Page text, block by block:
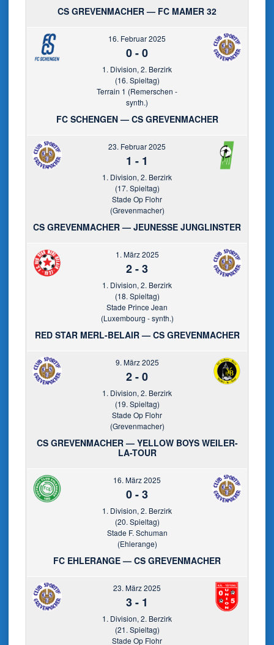
CS GREVENMACHER — FC MAMER 32
16. Februar 2025
0-0
1. Division, 2. Berzirk
(16. Spieltag)
Terrain 1 (Remerschen -
synth.)
FC SCHENGEN — CS GREVENMACHER
23. Februar 2025
1 - 1
1. Division, 2. Berzirk
(17. Spieltag)
Stade Op Flohr
(Grevenmacher)
CS GREVENMACHER — JEUNESSE JUNGLINSTER
1. März 2025
2-3
1. Division, 2. Berzirk
(18. Spieltag)
Stade Prince Jean
(Luxembourg - synth.)
RED STAR MERL-BELAIR — CS GREVENMACHER
9. März 2025
2-0
1. Division, 2. Berzirk
(19. Spieltag)
Stade Op Flohr
(Grevenmacher)
CS GREVENMACHER — YELLOW BOYS WEILER-
LA-TOUR
16. März 2025
0-3
1. Division, 2. Berzirk
(20. Spieltag)
Stade F. Schuman
(Ehlerange)
FC EHLERANGE — CS GREVENMACHER
23. März 2025
3- 1
1. Division, 2. Berzirk
(21. Spieltag)
Stade Op Flohr